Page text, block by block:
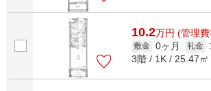
10.2万円 (管理
敷金 0ヶ月 礼金
3階 / 1K / 25.47㎡